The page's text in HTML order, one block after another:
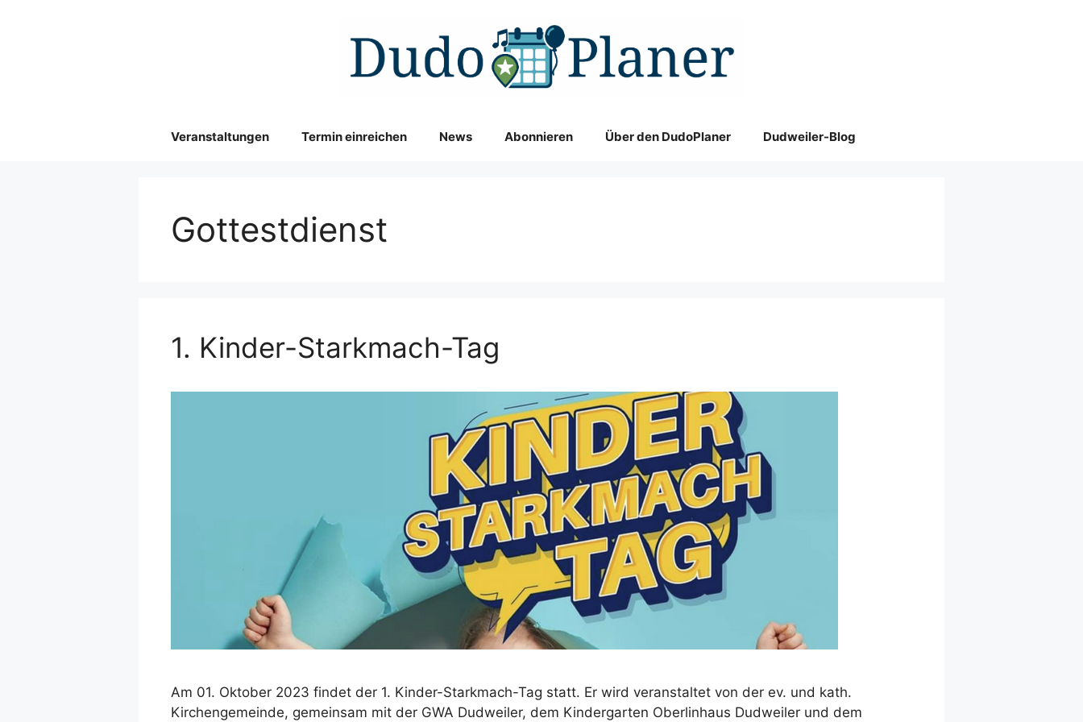
Veranstaltungen Termin einreichen News Abonnieren Über den DudoPlaner Dudweiler-Blog
Gottestdienst
1. Kinder-Starkmach-Tag
Am 01. Oktober 2023 findet der 1. Kinder-Starkmach-Tag statt. Er wird veranstaltet von der ev. und kath.
Kirchengemeinde, gemeinsam mit der GWA Dudweiler, dem Kindergarten Oberlinhaus Dudweiler und dem